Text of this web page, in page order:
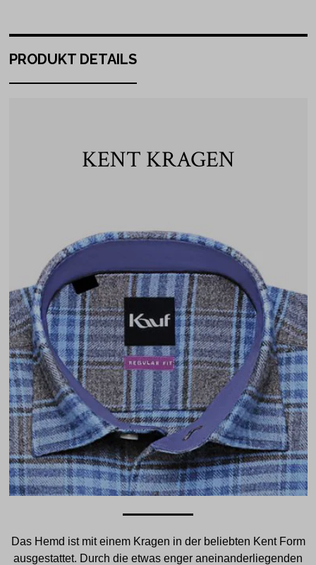
PRODUKT DETAILS
KENT KRAGEN
Das Hemd ist mit einem Kragen in der beliebten Kent Form
ausgestattet. Durch die etwas enger aneinanderliegenden